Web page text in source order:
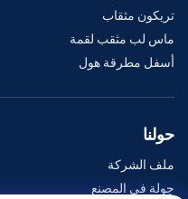
تريكون مثقاب
ماس لب مثقب لقمة
أسفل مطرقة هول
حولنا
ملف الشركة
جولة في المصنع